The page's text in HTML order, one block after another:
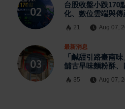
台股收盤小跌
化、數位雲端與
21 Aug 07,
最新消息
「鹹甜引路臺南
舖古早味麵粉酥
35 Aug 07,